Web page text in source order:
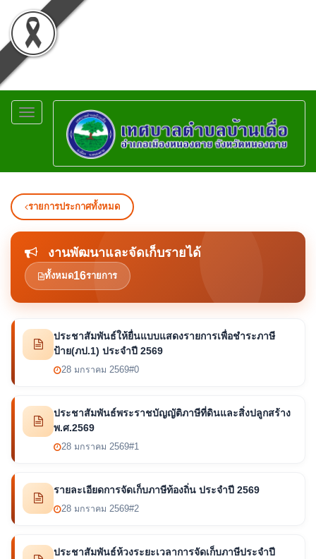
Toggle
navigation
รายการประกาศทั้งหมด
งานพัฒนาและจัดเก็บรายได้
ทั้งหมด16รายการ
ประชาสัมพันธ์ให้ยื่นแบบแสดงรายการเพื่อชำระภาษี
ป้าย(ภป.1) ประจำปี 2569
28 มกราคม 2569#0
ประชาสัมพันธ์พระราชบัญญัติภาษีที่ดินและสิ่งปลูกสร้าง
พ.ศ.2569
28 มกราคม 2569#1
รายละเอียดการจัดเก็บภาษีท้องถิ่น ประจำปี 2569
28 มกราคม 2569#2
ประชาสัมพันธ์ห้วงระยะเวลาการจัดเก็บภาษีประจำปี